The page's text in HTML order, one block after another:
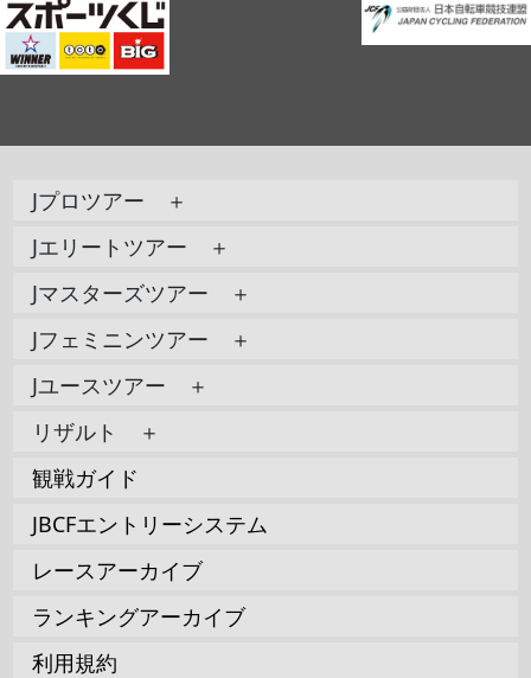
Jプロツアー ＋
Jエリートツアー ＋
Jマスターズツアー ＋
Jフェミニンツアー ＋
Jユースツアー ＋
リザルト ＋
観戦ガイド
JBCFエントリーシステム
レースアーカイブ
ランキングアーカイブ
利用規約